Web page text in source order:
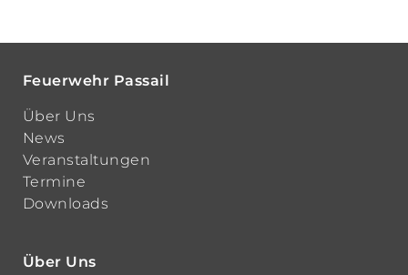
Feuerwehr Passail
Über Uns
News
Veranstaltungen
Termine
Downloads
Über Uns